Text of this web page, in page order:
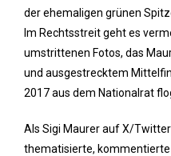
der ehemaligen grünen
Im Rechtsstreit geht es
umstrittenen Fotos, das
und ausgestrecktem
2017 aus dem Nationalrat
Als Sigi Maurer auf X/
thematisierte, kommentierte